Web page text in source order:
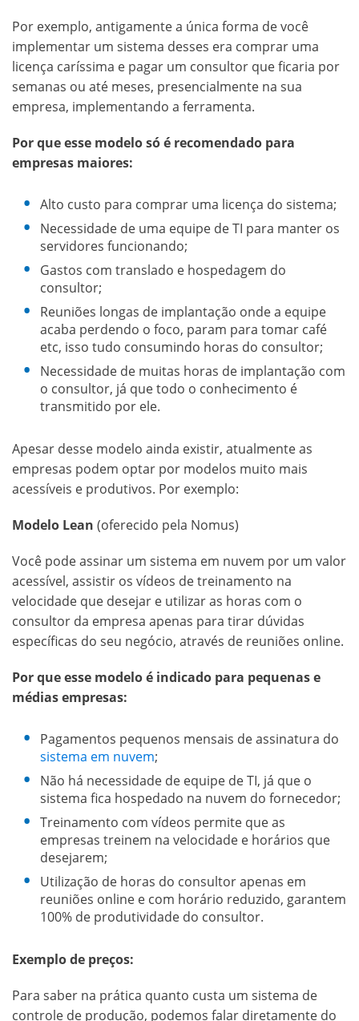
Por exemplo, antigamente a única forma de você
implementar um sistema desses era comprar uma
licença caríssima e pagar um consultor que ficaria por
semanas ou até meses, presencialmente na sua
empresa, implementando a ferramenta.
Por que esse modelo só é recomendado para
empresas maiores:
Alto custo para comprar uma licença do sistema;
Necessidade de uma equipe de TI para manter os
servidores funcionando;
Gastos com translado e hospedagem do
consultor;
Reuniões longas de implantação onde a equipe
acaba perdendo o foco, param para tomar café
etc, isso tudo consumindo horas do consultor;
Necessidade de muitas horas de implantação com
o consultor, já que todo o conhecimento é
transmitido por ele.
Apesar desse modelo ainda existir, atualmente as
empresas podem optar por modelos muito mais
acessíveis e produtivos. Por exemplo:
Modelo Lean (oferecido pela Nomus)
Você pode assinar um sistema em nuvem por um valor
acessível, assistir os vídeos de treinamento na
velocidade que desejar e utilizar as horas com o
consultor da empresa apenas para tirar dúvidas
específicas do seu negócio, através de reuniões online.
Por que esse modelo é indicado para pequenas e
médias empresas:
Pagamentos pequenos mensais de assinatura do
sistema em nuvem;
Não há necessidade de equipe de TI, já que o
sistema fica hospedado na nuvem do fornecedor;
Treinamento com vídeos permite que as
empresas treinem na velocidade e horários que
desejarem;
Utilização de horas do consultor apenas em
reuniões online e com horário reduzido, garantem
100% de produtividade do consultor.
Exemplo de preços:
Para saber na prática quanto custa um sistema de
controle de produção, podemos falar diretamente do